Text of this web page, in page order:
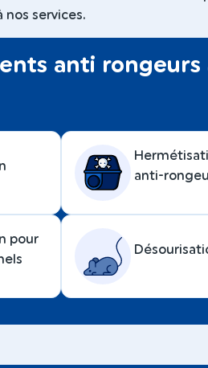
nos services.
anti rongeurs
anti-
pour